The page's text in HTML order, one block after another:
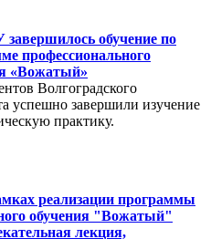
обучение по
профессионального
«Вожатый»
Волгоградского
успешно завершили изучение
практику.
реализации программы
обучения "Вожатый"
лекция,